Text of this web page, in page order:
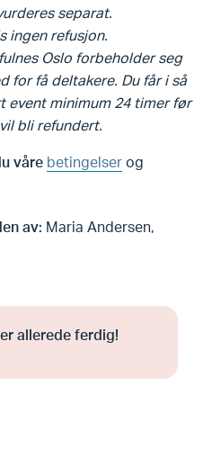
separat.
ingen refusjon.
Oslo forbeholder seg
for få deltakere. Du får i så
event minimum 24 timer før
bli refundert.
våre betingelser og
av: Maria Andersen,
allerede ferdig!